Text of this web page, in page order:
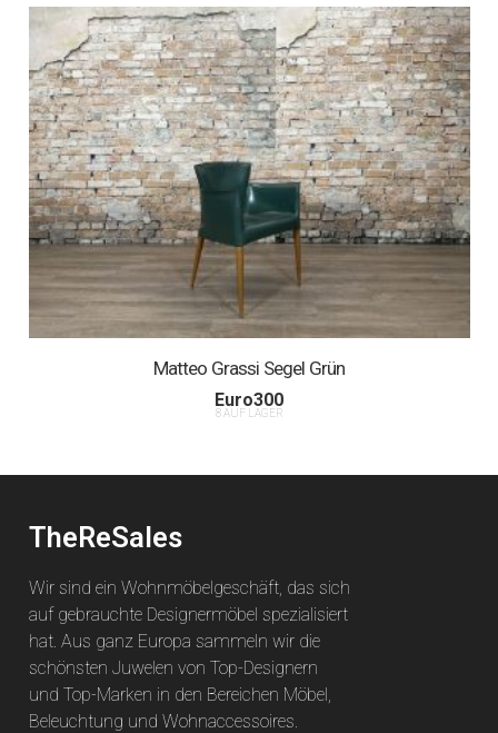
Matteo Grassi Segel Grün
Euro300
8 AUF LAGER
TheReSales
Wir sind ein Wohnmöbelgeschäft, das sich
auf gebrauchte Designermöbel spezialisiert
hat. Aus ganz Europa sammeln wir die
schönsten Juwelen von Top-Designern
und Top-Marken in den Bereichen Möbel,
Beleuchtung und Wohnaccessoires.